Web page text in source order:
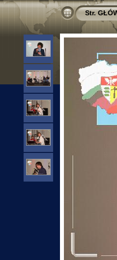
Str.